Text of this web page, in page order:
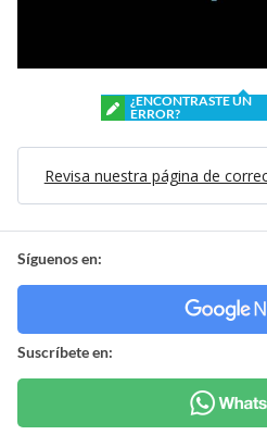
¿ENCONTRASTE UN
ERROR?
Revisa nuestra página de
Síguenos en:
Suscríbete en: